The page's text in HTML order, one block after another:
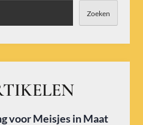
Zoeken
voor Meisjes in Maat